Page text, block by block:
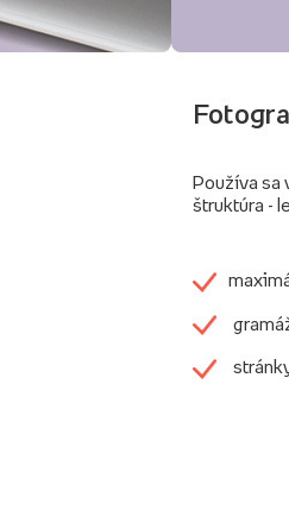
Používa sa
štruktúra -